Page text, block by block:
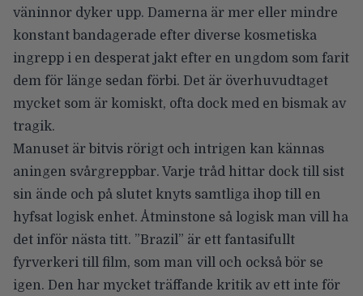
väninnor dyker upp. Damerna är mer eller mindre
konstant bandagerade efter diverse kosmetiska
ingrepp i en desperat jakt efter en ungdom som farit
dem för länge sedan förbi. Det är överhuvudtaget
mycket som är komiskt, ofta dock med en bismak av
tragik.
Manuset är bitvis rörigt och intrigen kan kännas
aningen svårgreppbar. Varje tråd hittar dock till sist
sin ände och på slutet knyts samtliga ihop till en
hyfsat logisk enhet. Åtminstone så logisk man vill ha
det inför nästa titt. ”Brazil” är ett fantasifullt
fyrverkeri till film, som man vill och också bör se
igen. Den har mycket träffande kritik av ett inte för